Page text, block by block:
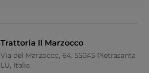
Trattoria Il Marzocco
Via del Marzocco, 64, 55045 Pietrasanta
LU, Italia